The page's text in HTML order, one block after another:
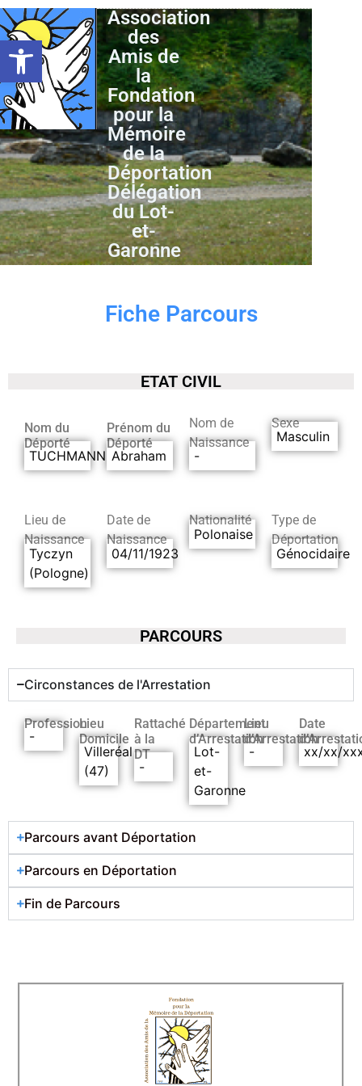
Ouvrir la barre d’outils
Association
des
Amis de
la
Fondation
pour la
Mémoire
de la
Déportation
Délégation
du Lot-
et-
Garonne
Fiche Parcours
ETAT CIVIL
Nom du
Déporté
TUCHMANN
Prénom du
Déporté
Abraham
Nom de
Naissance
-
Sexe
Masculin
Lieu de
Naissance
Tyczyn
(Pologne)
Date de
Naissance
04/11/1923
Nationalité
Polonaise
Type de
Déportation
Génocidaire
PARCOURS
Circonstances de l'Arrestation
Profession
-
Lieu
Domicile
Villeréal
(47)
Rattaché
à la
DT
-
Département
d’Arrestation
Lot-
et-
Garonne
Lieu
d’Arrestation
-
Date
xx/xx/
Parcours avant Déportation
Parcours en Déportation
Fin de Parcours